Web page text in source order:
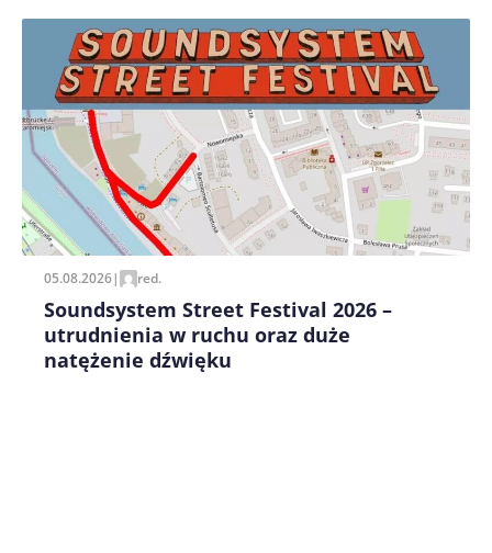
Zapamiętaj moje dane w tej przeglądarce podczas
pisania kolejnych komentarzy.
05.08.2026| red.
Soundsystem Street Festival 2026 –
utrudnienia w ruchu oraz duże
natężenie dźwięku